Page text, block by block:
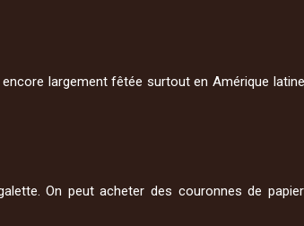
largement fêtée surtout en Amérique
On peut acheter des couronnes de